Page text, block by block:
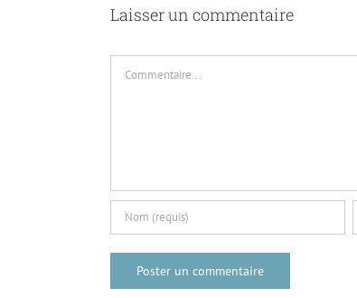
Laisser un commentaire